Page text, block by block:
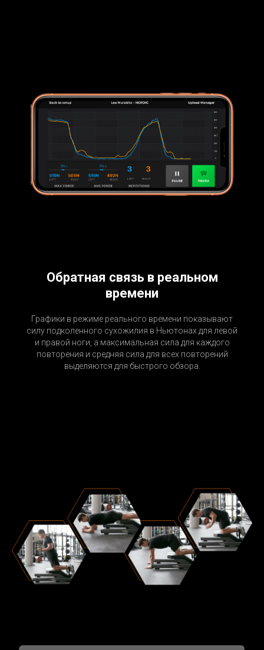
Обратная связь в реальном
времени
Графики в режиме реального времени показывают
силу подколенного сухожилия в Ньютонах для левой
и правой ноги, а максимальная сила для каждого
повторения и средняя сила для всех повторений
выделяются для быстрого обзора.